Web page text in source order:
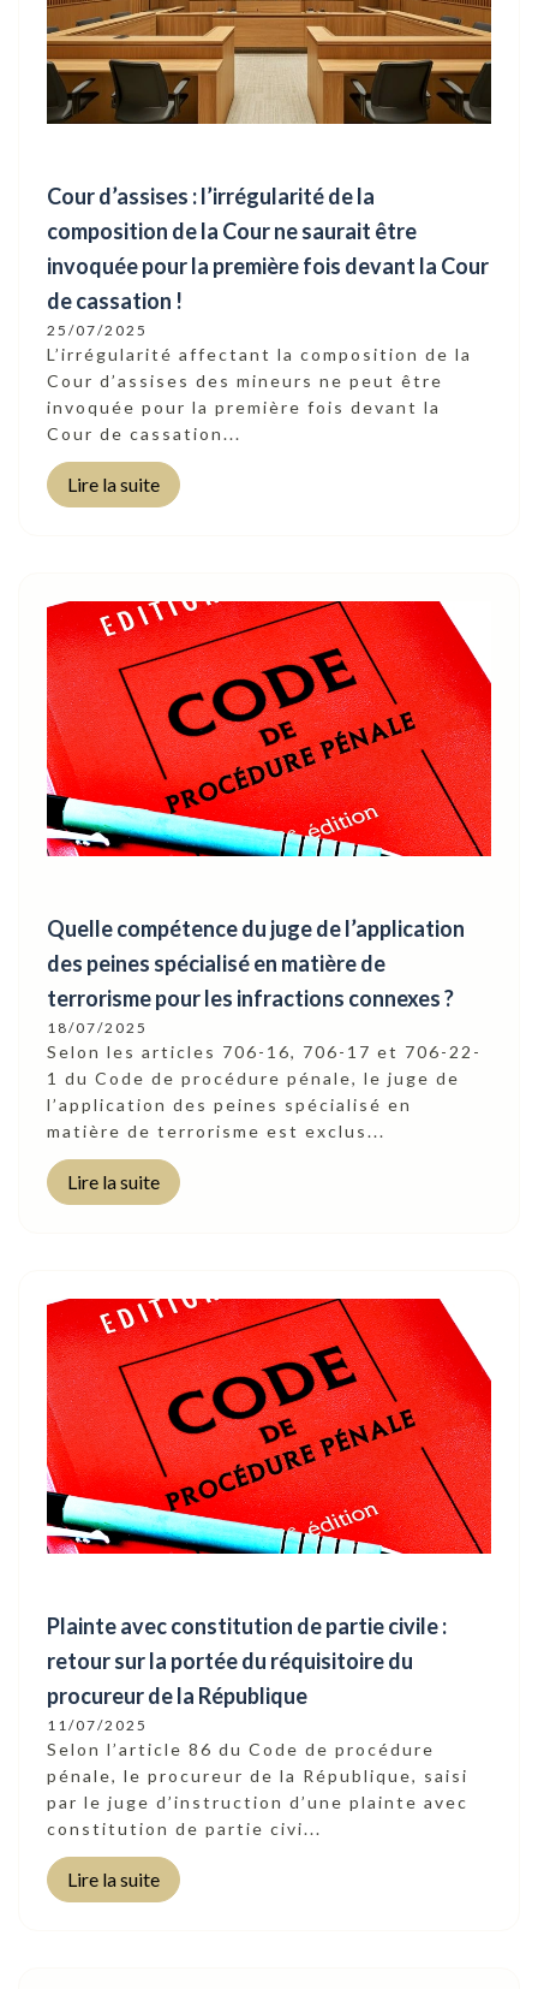
Cour d’assises : l’irrégularité de la
composition de la Cour ne saurait être
invoquée pour la première fois devant la Cour
de cassation !
25/07/2025
L’irrégularité affectant la composition de la
Cour d’assises des mineurs ne peut être
invoquée pour la première fois devant la
Cour de cassation...
Lire la suite
Quelle compétence du juge de l’application
des peines spécialisé en matière de
terrorisme pour les infractions connexes ?
18/07/2025
Selon les articles 706-16, 706-17 et 706-22-
1 du Code de procédure pénale, le juge de
l’application des peines spécialisé en
matière de terrorisme est exclus...
Lire la suite
Plainte avec constitution de partie civile :
retour sur la portée du réquisitoire du
procureur de la République
11/07/2025
Selon l’article 86 du Code de procédure
pénale, le procureur de la République, saisi
par le juge d’instruction d’une plainte avec
constitution de partie civi...
Lire la suite